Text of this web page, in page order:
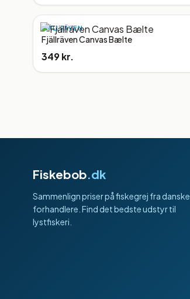
FJÄLLRÄVEN
Fjällräven Canvas Bælte
349 kr.
Fiskebob.dk
Sammenlign priser på fiskegrej fra danske
forhandlere. Find det bedste udstyr til
lystfiskeri.